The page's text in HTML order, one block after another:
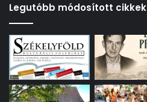
Legutóbb módosított cikkek